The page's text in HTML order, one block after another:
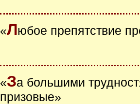
«Любое препятствие
«За большими
призовые»